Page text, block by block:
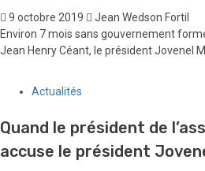
9 octobre 2019
Jean Wedson Fortil
Environ 7 mois sans gouvernement
Jean Henry Céant, le président Jovenel
Actualités
Quand le président de
accuse le président